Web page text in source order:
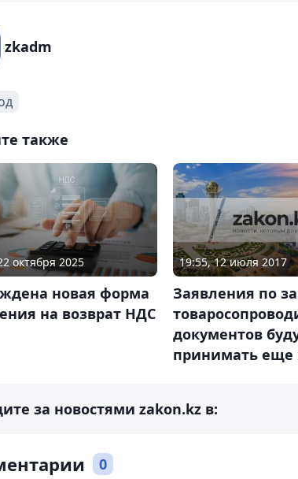
zkadm
также
октября 2025
новая форма
на возврат НДС
19:55, 12 июля 2017
Заявления по
документов
принимать еще
за новостями zakon.kz в:
0